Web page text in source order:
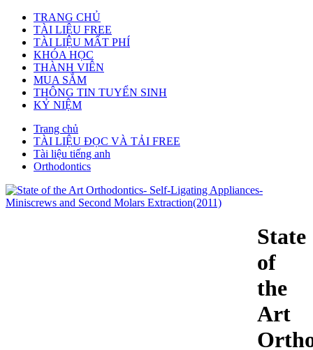
TRANG CHỦ
TÀI LIỆU FREE
TÀI LIỆU MẤT PHÍ
KHÓA HỌC
THÀNH VIÊN
MUA SẮM
THÔNG TIN TUYỂN SINH
KỶ NIỆM
Trang chủ
TÀI LIỆU ĐỌC VÀ TẢI FREE
Tài liệu tiếng anh
Orthodontics
State
of
the
Art